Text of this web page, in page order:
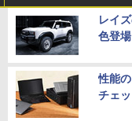
レイ
色登
性能
チェッ